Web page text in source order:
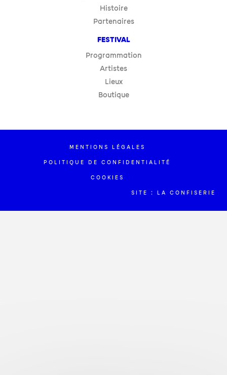
Histoire
Partenaires
FESTIVAL
Programmation
Artistes
Lieux
Boutique
MENTIONS LÉGALES
POLITIQUE DE CONFIDENTIALITÉ
COOKIES
SITE : LA CONFISERIE